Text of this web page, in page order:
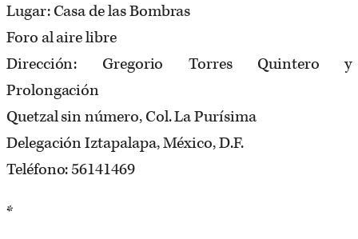
Lugar: Casa de las Bombras
Foro al aire libre
Dirección: Gregorio Torres Quintero y
Prolongación
Quetzal sin número, Col. La Purísima
Delegación Iztapalapa, México, D.F.
Teléfono: 56141469
*